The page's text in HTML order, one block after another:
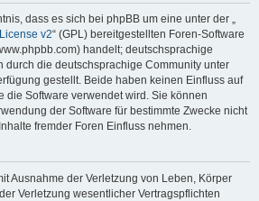
dass es sich bei phpBB um eine unter der „
v2“ (GPL) bereitgestellten Foren-Software
handelt; deutschsprachige
durch die deutschsprachige Community unter
gestellt. Beide haben keinen Einfluss auf
die Software verwendet wird. Sie können
der Software für bestimmte Zwecke nicht
fremder Foren Einfluss nehmen.
Ausnahme der Verletzung von Leben, Körper
Verletzung wesentlicher Vertragspflichten